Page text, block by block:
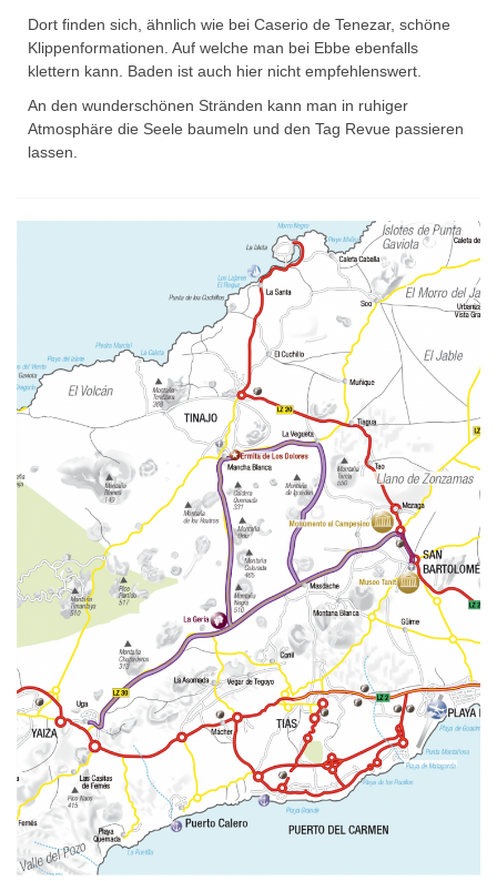
Dort finden sich, ähnlich wie bei Caserio de Tenezar, schöne
Klippenformationen. Auf welche man bei Ebbe ebenfalls
klettern kann. Baden ist auch hier nicht empfehlenswert.
An den wunderschönen Stränden kann man in ruhiger
Atmosphäre die Seele baumeln und den Tag Revue passieren
lassen.